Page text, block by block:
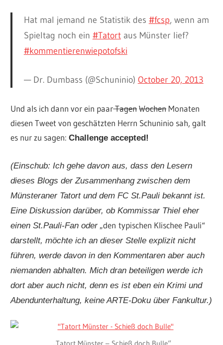
Hat mal jemand ne Statistik des #fcsp, wenn am
Spieltag noch ein #Tatortaus Münster lief?
#kommentierenwiepotofski
— Dr. Dumbass (@Schuninio) October 20, 2013
Und als ich dann vor ein paarTagenWochenMonaten
diesen Tweet von geschätzten Herrn Schuninio sah, galt
es nur zu sagen:Challenge accepted!
(Einschub: Ich gehe davon aus, dass den Lesern
dieses Blogs der Zusammenhang zwischen dem
Münsteraner Tatort und dem FC St.Pauli bekannt ist.
Eine Diskussion darüber, ob Kommissar Thiel eher
einen St.Pauli-Fan oder „den typischen Klischee Pauli“
darstellt, möchte ich an dieser Stelle explizit nicht
führen, werde davon in den Kommentaren aber auch
niemanden abhalten. Mich dran beteiligen werde ich
dort aber auch nicht, denn es ist eben ein Krimi und
Abendunterhaltung, keine ARTE-Doku über Fankultur.)